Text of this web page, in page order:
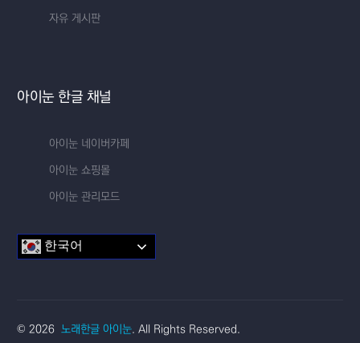
자유 게시판
아이눈 한글 채널
아이눈 네이버카페
아이눈 쇼핑몰
아이눈 관리모드
한국어
© 2026노래한글 아이눈. All Rights Reserved.